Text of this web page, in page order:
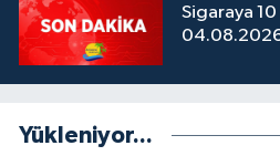
Sigaraya
Yükleniyor...